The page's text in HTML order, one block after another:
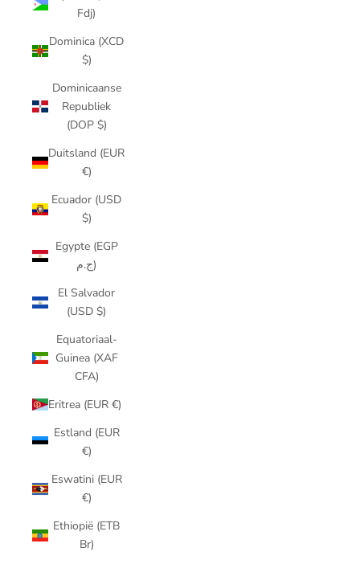
Fdj)
Dominica (XCD
$)
Dominicaanse
Republiek
(DOP $)
Duitsland (EUR
€)
Ecuador (USD
$)
Egypte (EGP
ج.م)
El Salvador
(USD $)
Equatoriaal-
Guinea (XAF
CFA)
Eritrea (EUR €)
Estland (EUR
€)
Eswatini (EUR
€)
Ethiopië (ETB
Br)